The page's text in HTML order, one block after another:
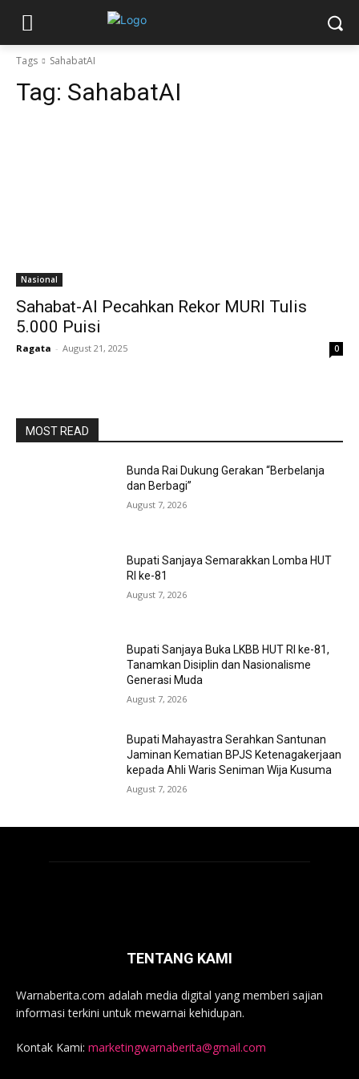
Tags SahabatAI
Tag: SahabatAI
Nasional
Sahabat-AI Pecahkan Rekor MURI Tulis
5.000 Puisi
Ragata - August 21, 2025 0
MOST READ
Bunda Rai Dukung Gerakan “Berbelanja
dan Berbagi”
August 7, 2026
Bupati Sanjaya Semarakkan Lomba HUT
RI ke-81
August 7, 2026
Bupati Sanjaya Buka LKBB HUT RI ke-81,
Tanamkan Disiplin dan Nasionalisme
Generasi Muda
August 7, 2026
Bupati Mahayastra Serahkan Santunan
Jaminan Kematian BPJS Ketenagakerjaan
kepada Ahli Waris Seniman Wija Kusuma
August 7, 2026
TENTANG KAMI
Warnaberita.com adalah media digital yang memberi sajian
informasi terkini untuk mewarnai kehidupan.
Kontak Kami: marketingwarnaberita@gmail.com